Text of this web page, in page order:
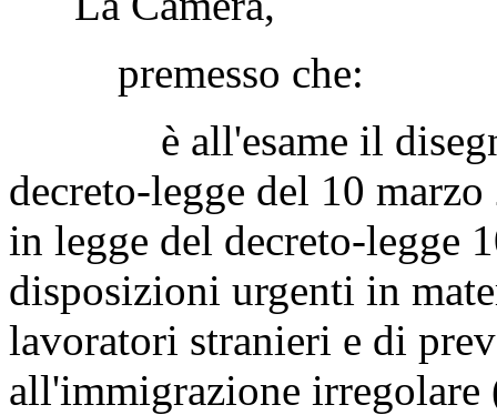
premesso che:
è all'esame il disegno
decreto-legge del 10
in legge del decreto-legge
disposizioni urgenti in
lavoratori stranieri e di
all'immigrazione irregolare